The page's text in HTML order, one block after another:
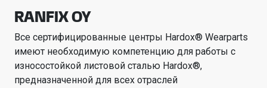
RANFIX OY
Все сертифицированные центры Hardox® Wearparts
имеют необходимую компетенцию для работы с
износостойкой листовой сталью Hardox®,
предназначенной для всех отраслей